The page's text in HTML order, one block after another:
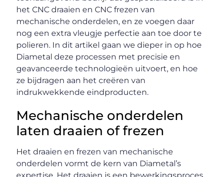
het CNC draaien en CNC frezen van
mechanische onderdelen, en ze voegen daar
nog een extra vleugje perfectie aan toe door te
polieren. In dit artikel gaan we dieper in op hoe
Diametal deze processen met precisie en
geavanceerde technologieën uitvoert, en hoe
ze bijdragen aan het creëren van
indrukwekkende eindproducten.
Mechanische onderdelen
laten draaien of frezen
Het draaien en frezen van mechanische
onderdelen vormt de kern van Diametal’s